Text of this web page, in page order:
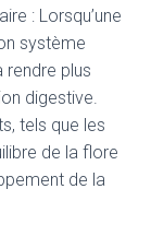
: Lorsqu’une
système
rendre plus
digestive.
tels que les
de la flore
de la